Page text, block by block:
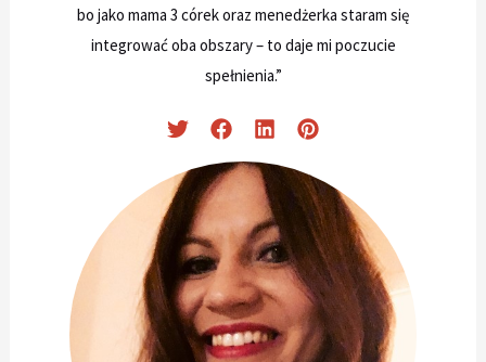
bo jako mama 3 córek oraz menedżerka staram się
integrować oba obszary – to daje mi poczucie
spełnienia.”